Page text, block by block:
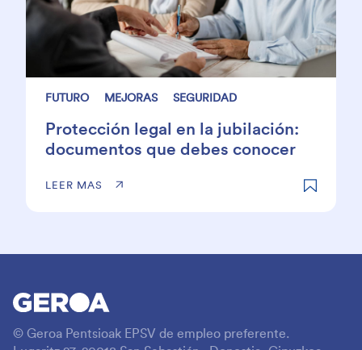
FUTURO MEJORAS SEGURIDAD
Protección legal en la jubilación:
documentos que debes conocer
LEER MAS
© Geroa Pentsioak EPSV de empleo preferente.